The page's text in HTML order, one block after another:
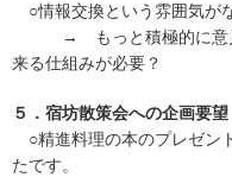
○情報交換という雰囲気が
→ もっと積極的に意見
来る仕組みが必要？
５．宿坊散策会への企画要望
○精進料理の本のプレゼン
たです。